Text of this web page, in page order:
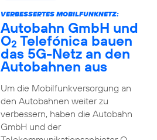
VERBESSERTES MOBILFUNKNETZ:
Autobahn GmbH und
O2 Telefónica bauen
das 5G-Netz an den
Autobahnen aus
Um die Mobilfunkversorgung an
den Autobahnen weiter zu
verbessern, haben die Autobahn
GmbH und der